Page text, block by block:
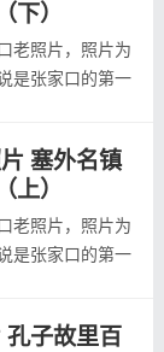
地点说明。本次
片预览，让我
年代的样子。
下）
老照片，照片为
是张家口的第一
多张老照片，
世界早期彩照，
张照片，均为彩
第一组彩照。
塞外名镇
上）
老照片，照片为
是张家口的第一
多张老照片，
子故里百